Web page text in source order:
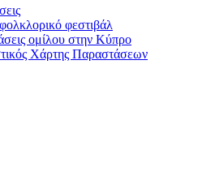
φεστιβάλ
ομίλου στην Κύπρο
Χάρτης Παραστάσεων